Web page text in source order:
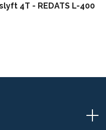
4T - REDATS L-400